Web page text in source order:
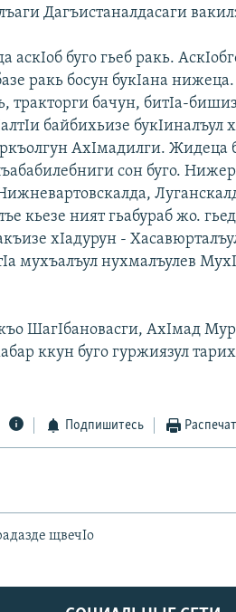
Дагъистаналдасаги
аскIоб буго гьеб ракь.
ракь босун букIана нижеца.
тракторги бачун, битIа-
байбихьизе букIиналъул
АхIмадилги. Жидеца
сон буго.
кьезе ният гьабураб жо.
хIадурун -
мухъалъул нухмалъулев
ШагIбановасги, АхIмад
ккун буго гуржиязул
Подпишитесь
щвечIо